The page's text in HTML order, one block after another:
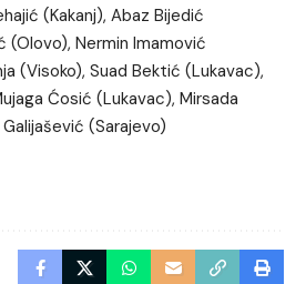
(Kakanj), Abaz Bijedić
(Olovo), Nermin Imamović
(Visoko), Suad Bektić (Lukavac),
Ćosić (Lukavac), Mirsada
(Sarajevo)